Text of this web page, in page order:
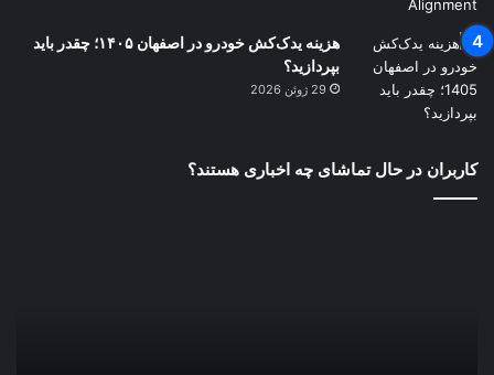
هزینه یدک‌کش خودرو در اصفهان ۱۴۰۵؛ چقدر باید
بپردازید؟
29 ژوئن 2026
کاربران در حال تماشای چه اخباری هستند؟